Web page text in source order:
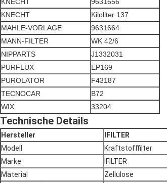
KNECHT
9631656
KNECHT
Kiloliter 137
MAHLE-VORLAGE
9631664
MANN-FILTER
WK 42/6
NIPPARTS
J1332031
PURFLUX
EP169
PUROLATOR
F43187
TECNOCAR
B72
WIX
33204
Technische Details
Hersteller
IFILTER
Modell
Kraftstofffilter
Marke
IFILTER
Material
Zellulose